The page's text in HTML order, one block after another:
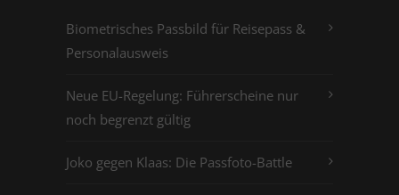
Biometrisches Passbild für Reisepass &
Personalausweis
Neue EU-Regelung: Führerscheine nur
noch begrenzt gültig
Joko gegen Klaas: Die Passfoto-Battle